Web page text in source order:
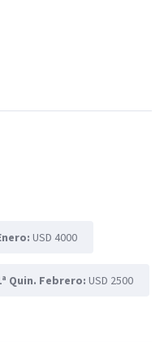
USD 4000
Quin. Febrero: USD 2500